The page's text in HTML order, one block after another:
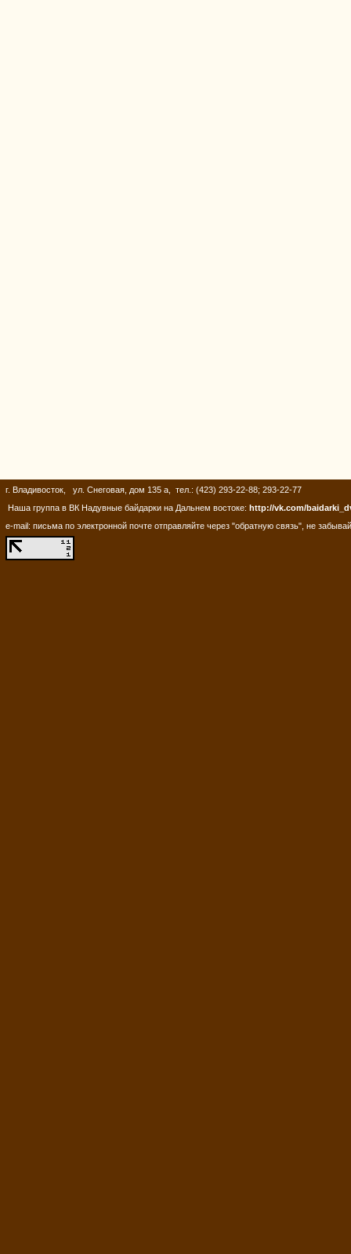
г. Владивосток, ул. Снеговая, дом 135 а, тел.: (423) 293-22-88; 293-22-77
Наша группа в ВК Надувные байдарки на Дальнем востоке: http://vk.com/
e-mail: письма по электронной почте отправляйте через "обратную связь", не